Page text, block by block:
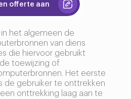
offerte aan
het algemeen de
van diens
die hiervoor gebruikt
toewijzing of
Het eerste
de gebruiker te onttrekken
onttrekking laag aan te